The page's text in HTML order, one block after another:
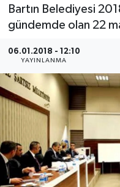
Bartın Belediyesi
gündemde olan 22
06.01.2018 - 12:10
YAYINLANMA
Medya
Sağlık
Sinema
Sivil Toplum
Siyaset
Spor